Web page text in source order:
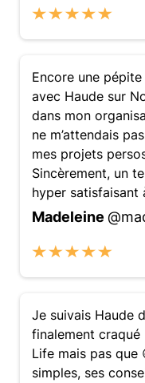
Encore une
avec Haude sur
dans mon
ne m’attendais
mes projets
Sincèrement, un
hyper satisfaisant
Madeleine
Je suivais Haude
finalement
Life mais pas que
simples, ses